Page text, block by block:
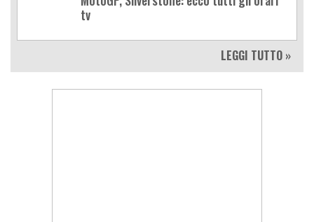
tv
LEGGI TUTTO »